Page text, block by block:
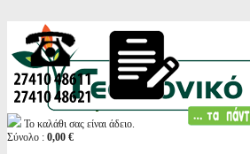
Το καλάθι σας είναι άδειο.
Σύνολο : 0,00 €